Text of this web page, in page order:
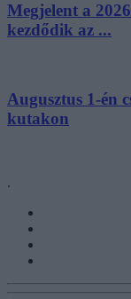
Megjelent a
kezdődik az ...
Augusztus 1-én
kutakon
.